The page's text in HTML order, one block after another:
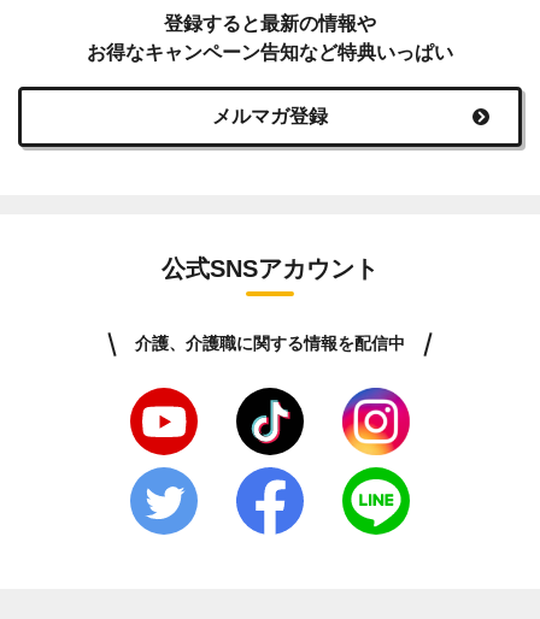
登録すると最新の情報や
お得なキャンペーン告知など特典いっぱい
メルマガ登録
公式SNSアカウント
介護、介護職に関する情報を配信中